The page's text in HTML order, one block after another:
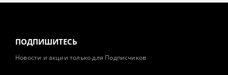
ПОДПИШИТЕСЬ
Новости и акции только для Подписчиков